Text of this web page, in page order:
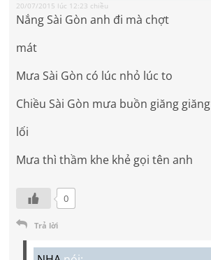
20/07/2015 lúc 12:23 chiều
Nắng Sài Gòn anh đi mà chợt
mát
Mưa Sài Gòn có lúc nhỏ lúc to
Chiều Sài Gòn mưa buồn giăng giăng
lối
Mưa thì thầm khe khẻ gọi tên anh
0
Trả lời